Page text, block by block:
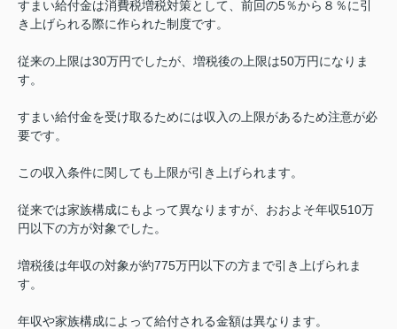
すまい給付金は消費税増税対策として、前回の5％から８％に引
き上げられる際に作られた制度です。
従来の上限は30万円でしたが、増税後の上限は50万円になりま
す。
すまい給付金を受け取るためには収入の上限があるため注意が必
要です。
この収入条件に関しても上限が引き上げられます。
従来では家族構成にもよって異なりますが、おおよそ年収510万
円以下の方が対象でした。
増税後は年収の対象が約775万円以下の方まで引き上げられま
す。
年収や家族構成によって給付される金額は異なります。